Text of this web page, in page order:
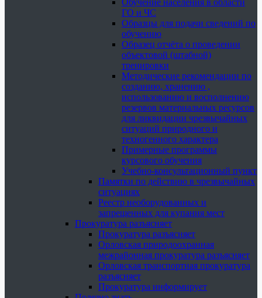
Обучение населения в области
ГО и ЧС
Образцы для подачи сведений по
обучению
Образец отчёта о проведении
объектовой (штабной)
тренировки
Методические рекомендации по
созданию, хранению ,
использованию и восполнению
резервов материальных ресурсов
для ликвидации чрезвычайных
ситуаций природного и
техногенного характера
Примерные программы
курсового обучения
Учебно-консультационный пункт
Памятки по действию в чрезвычайных
ситуациях
Реестр необорудованных и
запрещенных для купания мест
Прокуратура разъясняет
Прокуратура разъясняет
Орловская природоохранная
межрайонная прокуратура разъясняет
Орловская транспортная прокуратура
разъясняет
Прокуратура информирует